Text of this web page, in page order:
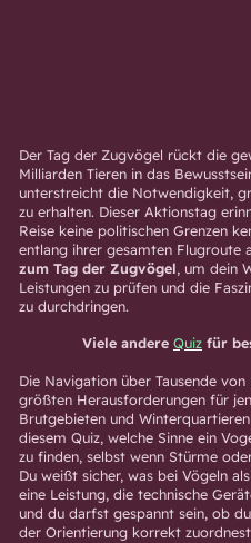
Der Tag der Zugvögel rückt die
Milliarden Tieren in das
unterstreicht die Notwendigkeit,
zu erhalten. Dieser Aktionstag
Reise keine politischen Grenzen
entlang ihrer gesamten Flugroute
zum Tag der Zugvögel, um dein
Leistungen zu prüfen und die
zu durchdringen.
Viele andere Quiz für
Die Navigation über Tausende
größten Herausforderungen für
Brutgebieten und
diesem Quiz, welche Sinne ein
zu finden, selbst wenn Stürme
Du weißt sicher, was bei Vögeln
eine Leistung, die technische
und du darfst gespannt sein, ob
der Orientierung korrekt